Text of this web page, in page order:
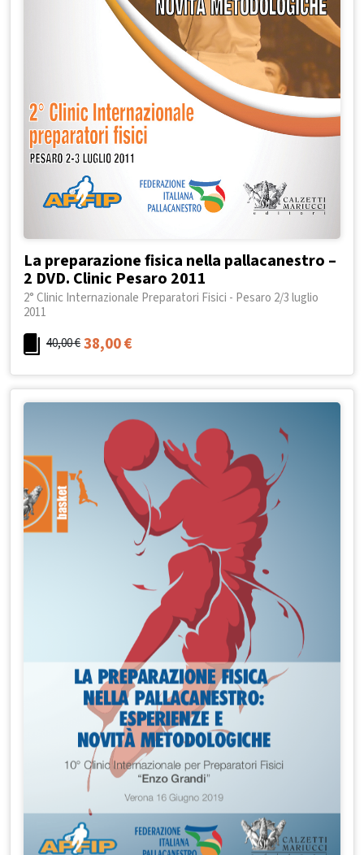
La preparazione fisica nella pallacanestro –
2 DVD. Clinic Pesaro 2011
2° Clinic Internazionale Preparatori Fisici - Pesaro 2/3 luglio
2011
40,00€38,00€